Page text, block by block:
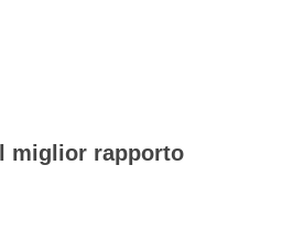
miglior rapporto